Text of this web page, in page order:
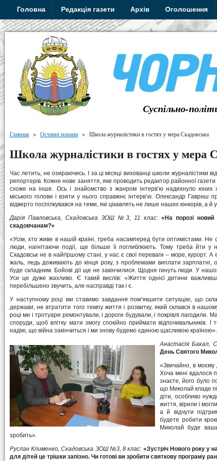
Головна Редакція газети Архів Оголошення
Суспільно-
Главная > Останні новини > Школа журналістики в гостях у мера Скадовська
Школа журналістики в гостях у мера
Час летить, не озираючись. І за ці місяці вихованці школи журналістики
репортерів. Кожне нове заняття, яке проводить редактор районної
схоже на інше. Ось і знайомство з жанром інтерв’ю надихнуло юних
міського голови і взяти у нього справжнє інтерв’ю. Олександр Гавриш
відверто поспілкувався на теми, які цікавлять не лише наших юнкорів, а й
Дарія Павловська, Скадовська ЗОШ №3, 11 клас: «На порозі новий
скадовчанам?»
«Усім, хто живе в нашій країні, треба насамперед бути оптимістами. Не
люди, нагнітаючи події, ще більше її поглиблюють. Тому треба йти у
Скадовськ не в найгіршому стані, у нас є свої переваги – море, курорт. А
жаль, ледь доживають до кінця року, з проблемами виплати зарплатні,
буде складним. Бойові дії ще не закінчилися. Щодня гинуть люди. У
Усе це дуже жахливо. Є такий вислів: «Життя однієї дитини
перебільшено звучить, але насправді так і є.
У наступному році ми ставимо завдання пом’якшити ситуацію, що
держави, не втратити того темпу життя і розвитку, який склався в
році ми і тротуари ремонтували, і дороги будували, і покрівлі лагодили.
споруди, щоб влітку мати змогу спокійно приймати відпочивальників.
надію, що війна закінчиться і ми знову будемо єдиною щасливою країною».
Анастасія Бакал,
День Святого
«Звичайно, в моєму
Хоча мені вдалося
знаєте, його було
що Миколай кладе
діти, особливо
життя, вірили і
а й відчути
будете робити
Миколай буде
зробить».
Руслан Клименко, Скадовська ЗОШ №3, 8 клас: «Зустріч Нового року у
для дітей це трішки запізно. Чи готові ви зробити святкову програму